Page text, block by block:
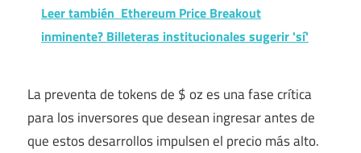
Leer también Ethereum Price Breakout
inminente? Billeteras institucionales sugerir 'sí'
La preventa de tokens de $ oz es una fase crítica
para los inversores que desean ingresar antes de
que estos desarrollos impulsen el precio más alto.